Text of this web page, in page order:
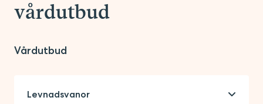
vårdutbud
Vårdutbud
Levnadsvanor